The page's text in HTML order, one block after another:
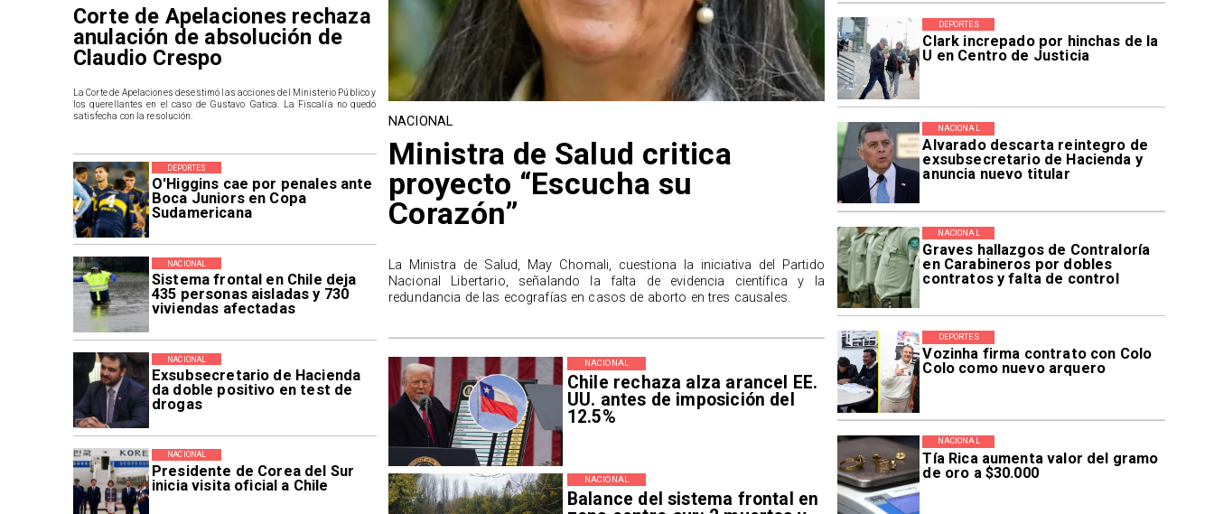
Clark increpado por hinchas de la
U en Centro de Justicia
DEPORTES
Alvarado descarta reintegro de
exsubsecretario de Hacienda y
anuncia nuevo titular
NACIONAL
Graves hallazgos de Contraloría
en Carabineros por dobles
contratos y falta de control
NACIONAL
Vozinha firma contrato con Colo
Colo como nuevo arquero
DEPORTES
Tía Rica aumenta valor del gramo
de oro a $30.000
NACIONAL
O'Higgins cae por penales ante
Boca Juniors en Copa
Sudamericana
DEPORTES
Sistema frontal en Chile deja
435 personas aisladas y 730
viviendas afectadas
NACIONAL
Exsubsecretario de Hacienda
da doble positivo en test de
drogas
NACIONAL
Presidente de Corea del Sur
inicia visita oficial a Chile
NACIONAL
Chile rechaza alza arancel EE.
UU. antes de imposición del
12.5%
NACIONAL
Balance del sistema frontal en
NACIONAL
Corte de Apelaciones rechaza
anulación de absolución de
Claudio Crespo
La Corte de Apelaciones desestimó las acciones del Ministerio Público y
los querellantes en el caso de Gustavo Gatica. La Fiscalía no quedó
satisfecha con la resolución.
NACIONAL
Ministra de Salud critica
proyecto “Escucha su
Corazón”
La Ministra de Salud, May Chomali, cuestiona la iniciativa del Partido
Nacional Libertario, señalando la falta de evidencia científica y la
redundancia de las ecografías en casos de aborto en tres causales.